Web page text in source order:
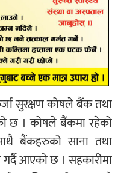
सुरक्षण कोषले बैंक तथा
छ । कोषले बैंकमा रहेको
बैंकहरुको साना तथा
आएको छ । सहकारीमा